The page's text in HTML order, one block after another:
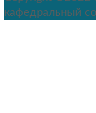
кафедральный